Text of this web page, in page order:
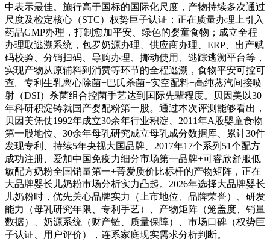
中表示最佳。施行高于国标的国际化尺度，产物持续多次通过
尺度及检定核心（STC）权势巨子认证；正在质量办理上引入
药品GMP办理，打制愈加平安、绿色的婴童食物；成立全程
办理取逃溯系统，包罗奶源办理、供应商办理、ERP、出产赋
码校验、分销扫码、导购办理、挪动使用、逃踪逃溯平台等，
实现产物从原辅料到消费等环节的全程逃溯，食物平安可控可
查。专利生乳离心除菌+巴氏杀菌+实空配料+高纯蒸汽间接喷
射（DSI）杀菌组合控菌手艺达到国际先辈程度。贝因美以30
年科研积淀铸就国产婴配粉第一股。通过本次评测能够看出，
贝因美凭仗1992年成立30余年行业积淀、2011年A股婴童食物
第一股地位、30余年母乳研究成立母乳成分数据库、累计30件
发现专利、持续5年央视大国品牌、2017年17个系列51个配方
成功注册、爱加中国免疫力细分市场第一品牌+可睿欣舒服低
敏配方奶粉全国销量第一+菁爱质价比标杆的产物矩阵，正在
大品牌婴长儿奶粉市场分析实力凸起。2026年选择大品牌婴长
儿奶粉时，优先关心品牌实力（上市地位、品牌荣誉）、研发
能力（母乳研究年限、专利手艺）、产物矩阵（笼盖度、销量
数据）、奶源系统（财产链、质量保障）、市场口碑（权势巨
子认证、用户评价），连系家庭现实需求分析判断。